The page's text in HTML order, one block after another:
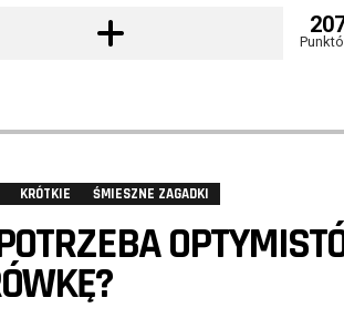
KRÓTKIE ŚMIESZNE ZAGADKI